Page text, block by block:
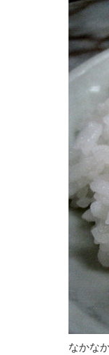
なかな